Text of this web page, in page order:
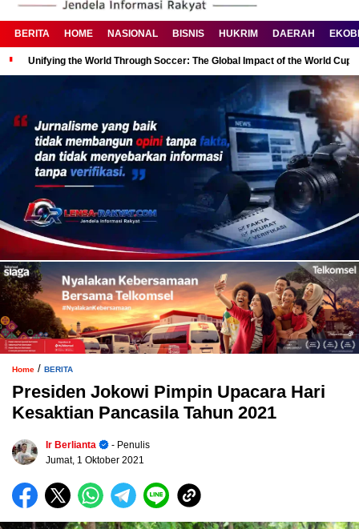
BERITA HOME NASIONAL BISNIS HUKRIM DAERAH
Unifying the World Through Soccer: The Global Impact of the World Cup
Home / BERITA
Presiden Jokowi Pimpin Upacara Hari
Kesaktian Pancasila Tahun 2021
Ir Berlianta
- Penulis
Jumat, 1 Oktober 2021